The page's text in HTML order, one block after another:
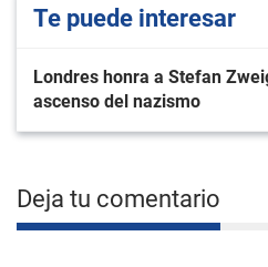
Te puede interesar
Londres honra a Stefan
ascenso del nazismo
Deja tu comentario